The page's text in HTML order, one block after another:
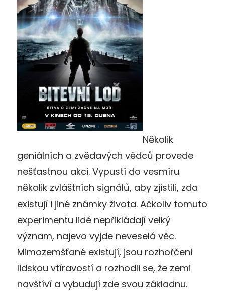
Několik
geniálních a zvědavých vědců provede
nešťastnou akci. Vypustí do vesmíru
několik zvláštních signálů, aby zjistili, zda
existují i jiné známky života. Ačkoliv tomuto
experimentu lidé nepřikládají velký
význam, najevo vyjde neveselá věc.
Mimozemšťané existují, jsou rozhořčeni
lidskou vtíravostí a rozhodli se, že zemi
navštíví a vybudují zde svou základnu.